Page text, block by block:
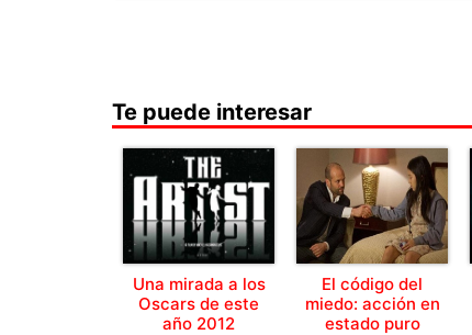
Te puede interesar
Una mirada a los
Oscars de este
año 2012
El código del
miedo: acción en
estado puro